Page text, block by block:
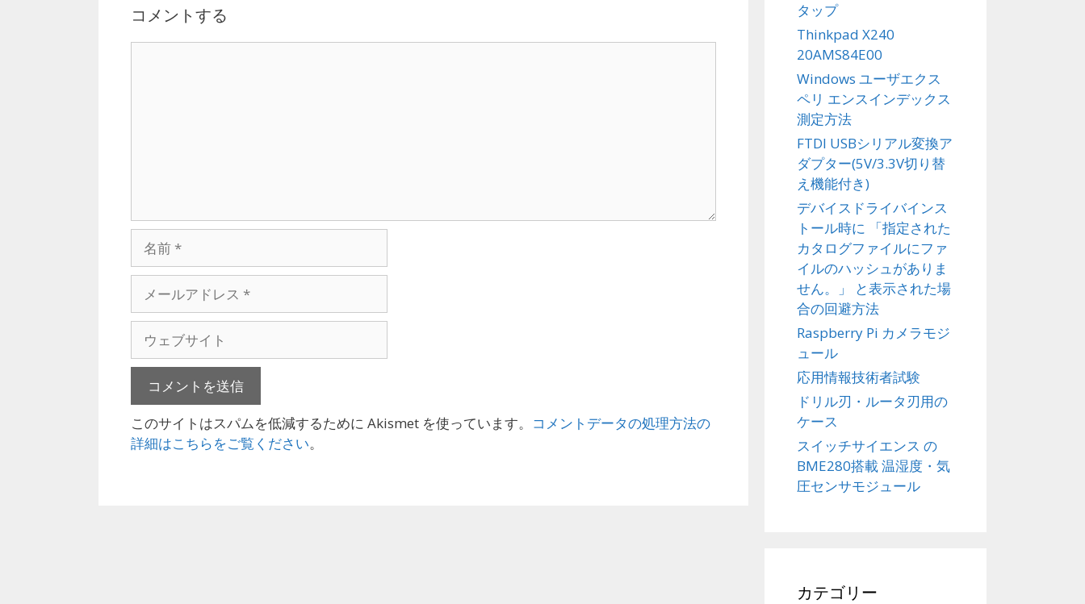
ョ
コメントする
ル
ド
ス
ブ
ト
このサイトはスパムを低減するために Akismet を使っています。 コメントデータの処理方法の
詳細はこちらをご覧ください。
タップ
Thinkpad X240
20AMS84E00
Windows ユーザエクス
ペリ エンスインデックス
測定方法
FTDI USBシリアル変換ア
ダプター(5V/3.3V切り替
え機能付き)
デバイスドライバインス
トール時に 「指定された
カタログファイルにファ
イルのハッシュがありま
せん。」 と表示された場
合の回避方法
Raspberry Pi カメラモジ
ュール
応用情報技術者試験
ドリル刃・ルータ刃用の
ケース
スイッチサイエンス の
BME280搭載 温湿度・気
圧センサモジュール
カテゴリー